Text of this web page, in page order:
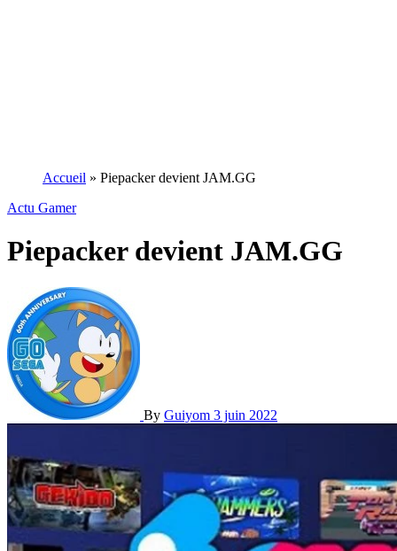
Accueil » Piepacker devient JAM.GG
Actu Gamer
Piepacker devient JAM.GG
By Guiyom 3 juin 2022